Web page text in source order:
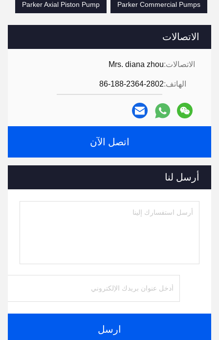
الاتصالات
الاتصالات:Mrs. diana zhou
الهاتف:86-188-2364-2802
اتصل الآن
أرسل لنا
ارسل
Parker Commercial Pumps
Parker Axial Piston Pump